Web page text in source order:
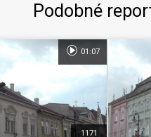
Podobné
1171
01:07